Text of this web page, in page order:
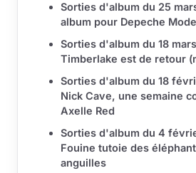
Sorties d'album du 25
album pour Depeche
Sorties d'album du 18
Timberlake est de retour
Sorties d'album du 18
Nick Cave, une semaine
Axelle Red
Sorties d'album du 4
Fouine tutoie des
anguilles